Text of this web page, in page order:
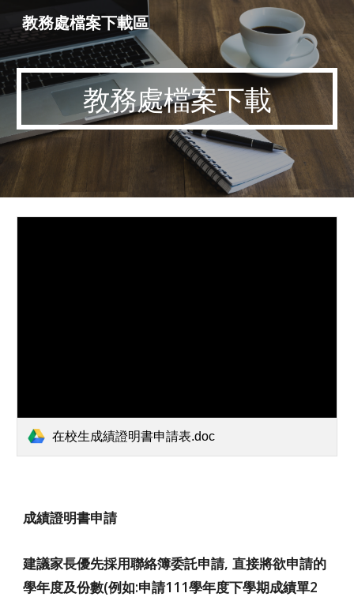
Skip to main content Skip to navigation
教務處檔案下載區
教務處檔案下載
在校生成績證明書申請表.doc
成績證明書申請
建議家長優先採用聯絡簿委託申請, 直接將欲申請的
學年度及份數(例如:申請1 11學年度下學期成績單2